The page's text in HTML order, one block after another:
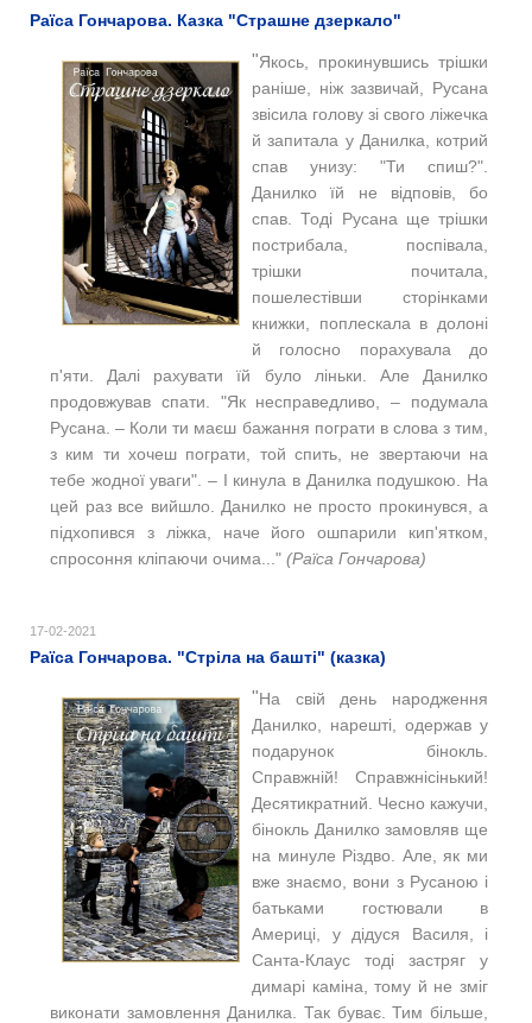
Раїса Гончарова. Казка "Страшне дзеркало"
"Якось, прокинувшись трішки
раніше, ніж зазвичай, Русана
звісила голову зі свого ліжечка
й запитала у Данилка, котрий
спав унизу: "Ти спиш?".
Данилко їй не відповів, бо
спав. Тоді Русана ще трішки
пострибала, поспівала,
трішки почитала,
пошелестівши сторінками
книжки, поплескала в долоні
й голосно порахувала до
п'яти. Далі рахувати їй було ліньки. Але Данилко
продовжував спати. "Як несправедливо, ‒ подумала
Русана. ‒ Коли ти маєш бажання пограти в слова з тим,
з ким ти хочеш пограти, той спить, не звертаючи на
тебе жодної уваги". ‒ І кинула в Данилка подушкою. На
цей раз все вийшло. Данилко не просто прокинувся, а
підхопився з ліжка, наче його ошпарили кип'ятком,
спросоння кліпаючи очима..." (Раїса Гончарова)
17-02-2021
Раїса Гончарова. "Стріла на башті" (казка)
"На свій день народження
Данилко, нарешті, одержав у
подарунок бінокль.
Справжній! Справжнісінький!
Десятикратний. Чесно кажучи,
бінокль Данилко замовляв ще
на минуле Різдво. Але, як ми
вже знаємо, вони з Русаною і
батьками гостювали в
Америці, у дідуся Василя, і
Санта-Клаус тоді застряг у
димарі каміна, тому й не зміг
виконати замовлення Данилка. Так буває. Тим більше,